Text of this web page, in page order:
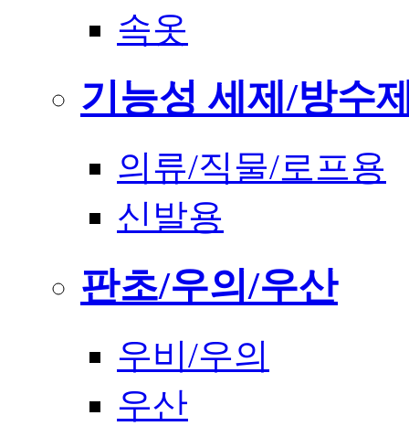
속옷
기능성 세제/방수
의류/직물/로프용
신발용
판초/우의/우산
우비/우의
우산